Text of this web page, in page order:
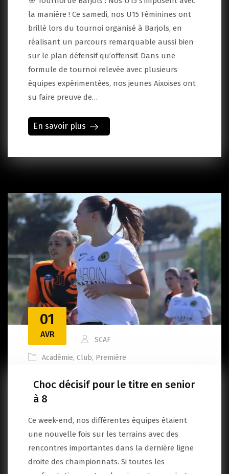
la manière ! Ce samedi, nos U15 Féminines ont
brillé lors du tournoi organisé à Barjols, en
réalisant un parcours remarquable aussi bien
sur le plan défensif qu’offensif. Dans une
formule de tournoi relevée avec plusieurs
équipes expérimentées, nos jeunes Aixoises ont
su faire preuve de…
En savoir plus
01
AVR
SCAF
Académie, Club, Première
Choc décisif pour le titre en senior
à 8
Ce week-end, nos différentes équipes étaient
une nouvelle fois sur les terrains avec des
rencontres importantes dans la dernière ligne
droite des championnats. Si toutes les